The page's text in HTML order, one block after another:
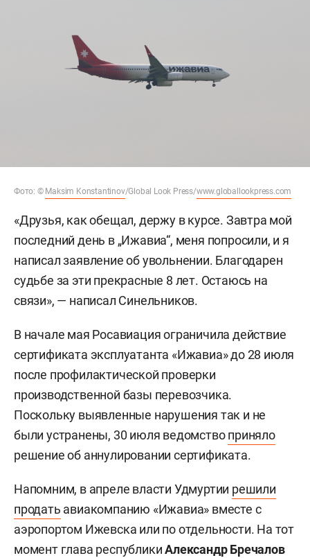
Фото: © Maksim Konstantinov/Global Look Press/www.globallookpress.com
«Друзья, как обещал, держу в курсе. Завтра мой
последний день в „Ижавиа“, меня попросили, и я
написал заявление об увольнении. Благодарен
судьбе за эти прекрасные 8 лет. Остаюсь на
связи», — написал Синельников.
В начале мая Росавиация ограничила действие
сертификата эксплуатанта «Ижавиа» до 28 июля
после профилактической проверки
производственной базы перевозчика.
Поскольку выявленные нарушения так и не
были устранены, 30 июля ведомствоприняло
решение об аннулировании сертификата.
Напомним, в апреле власти Удмуртии решили
продать авиакомпанию «Ижавиа» вместе с
аэропортом Ижевска или по отдельности. На тот
момент глава республикиАлександр Бречалов